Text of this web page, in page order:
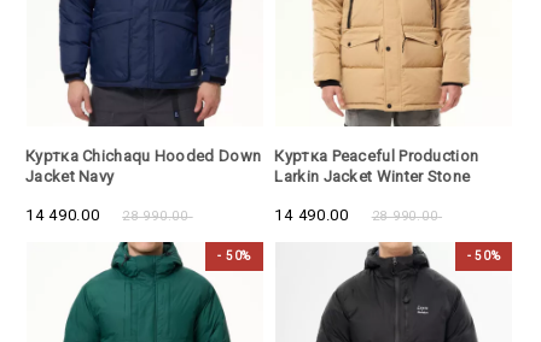
Куртка Chichaqu Hooded Down
Jacket Navy
28 990.00
14 490.00
Куртка Peaceful Production
Larkin Jacket Winter Stone
28 990.00
14 490.00
- 50% - 50%